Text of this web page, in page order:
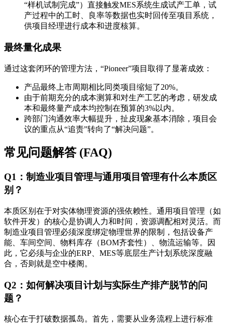
“样机试制完成”）直接触发MES系统生成试产工单，试
产过程中的工时、良率等数据也实时回传至项目系统，
供项目经理进行成本和进度核算。
最终量化成果
通过这套闭环的管理方法，“Pioneer”项目取得了显著成效：
产品最终上市周期相比同类项目缩短了20%。
由于前期充分的成本测算和对生产工艺的考虑，研发成
本和最终量产成本均控制在预算的3%以内。
跨部门沟通效率大幅提升，扯皮现象基本消除，项目会
议的重点从“追责”转向了“解决问题”。
常见问题解答 (FAQ)
Q1：制造业项目管理与通用项目管理有什么本质区
别？
本质区别在于对实体物理资源的强依赖性。通用项目管理（如
软件开发）的核心是协调人力和时间，资源调配相对灵活。而
制造业项目管理必须深度绑定物理世界的限制，包括设备产
能、车间空间、物料库存（BOM齐套性）、物流运输等。因
此，它必须与企业的ERP、MES等底层生产计划系统深度融
合，否则就是空中楼阁。
Q2：如何解决项目计划与实际生产排产脱节的问
题？
核心在于打破数据孤岛。首先，需要从业务流程上进行标准